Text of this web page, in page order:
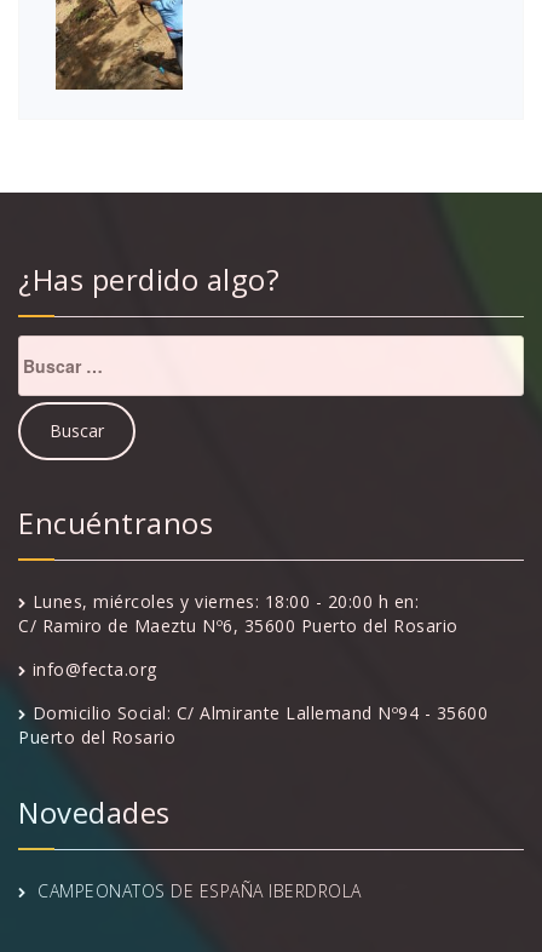
¿Has perdido algo?
Encuéntranos
Lunes, miércoles y viernes: 18:00 - 20:00 h en:
C/ Ramiro de Maeztu Nº6, 35600 Puerto del Rosario
info@fecta.org
Domicilio Social: C/ Almirante Lallemand Nº94 - 35600
Puerto del Rosario
Novedades
CAMPEONATOS DE ESPAÑA IBERDROLA